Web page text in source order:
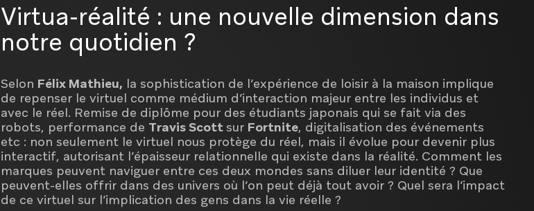
Virtua-réalité : une nouvelle dimension dans
notre quotidien ?
Selon Félix Mathieu, la sophistication de l’expérience de loisir à la maison implique
de repenser le virtuel comme médium d’interaction majeur entre les individus et
avec le réel. Remise de diplôme pour des étudiants japonais qui se fait via des
robots, performance de Travis Scottsur Fortnite, digitalisation des événements
etc : non seulement le virtuel nous protège du réel, mais il évolue pour devenir plus
interactif, autorisant l’épaisseur relationnelle qui existe dans la réalité. Comment les
marques peuvent naviguer entre ces deux mondes sans diluer leur identité ? Que
peuvent-elles offrir dans des univers où l’on peut déjà tout avoir ? Quel sera l’impact
de ce virtuel sur l’implication des gens dans la vie réelle ?